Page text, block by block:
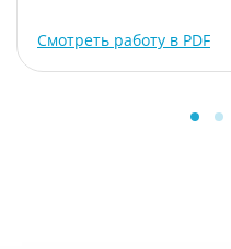
Смотреть работу в PDF